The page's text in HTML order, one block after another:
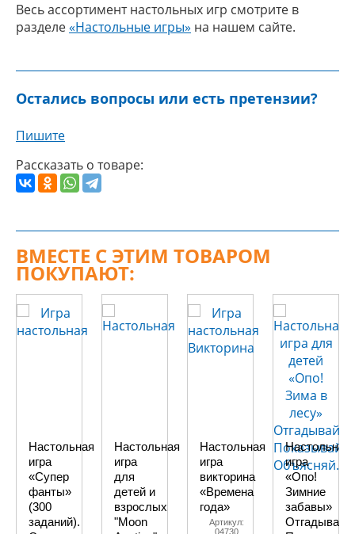
Весь ассортимент настольных игр смотрите в
разделе«Настольные игры» на нашем сайте.
Остались вопросы или есть претензии?
Пишите
Рассказать о товаре:
ВМЕСТЕ С ЭТИМ ТОВАРОМ
ПОКУПАЮТ:
Настольная
игра
«Супер
фанты»
(300
заданий).
Настольная
игра
для
детей и
взрослых
"Moon
Настольная
игра
викторина
«Времена
года»
Артикул:
04730
Настольная
игра
«Опо!
Зимние
забавы»
Отгадывай.